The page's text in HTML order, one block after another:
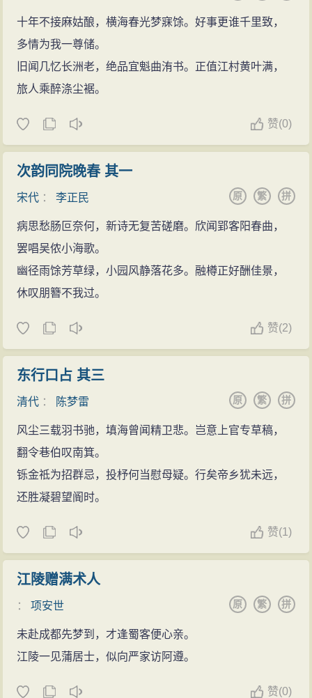
十年不接麻姑酿，横海春光梦寐馀。好事更谁千里致，
多情为我一尊储。
旧闻几忆长洲老，绝品宜魁曲洧书。正值江村黄叶满，
旅人乘醉涤尘裾。
赞(0)
次韵同院晚春 其一
宋代 ：李正民 拼
繁
原
病思愁肠叵奈何，新诗无复苦磋磨。欣闻郢客阳春曲，
罢唱吴侬小海歌。
幽径雨馀芳草绿，小园风静落花多。融樽正好酬佳景，
休叹朋簪不我过。
赞(2)
东行口占 其三
清代 ： 陈梦雷 拼
繁
原
风尘三载羽书驰，填海曾闻精卫悲。岂意上官专草稿，
翻令巷伯叹南箕。
铄金祗为招群忌，投杼何当慰母疑。行矣帝乡犹未远，
还胜凝碧望阍时。
赞(1)
江陵赠满术人
：项安世 拼
繁
原
未赴成都先梦到，才逢蜀客便心亲。
江陵一见蒲居士，似向严家访阿遵。
赞(0)